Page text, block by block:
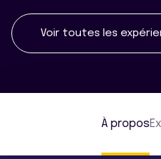
Voir toutes les
À propos